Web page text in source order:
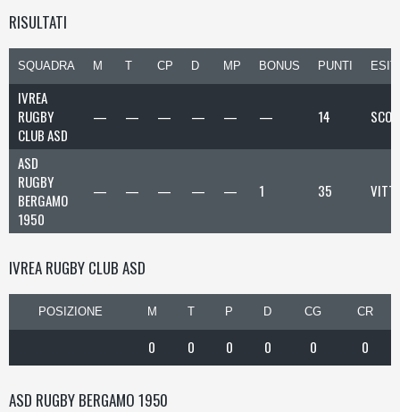
RISULTATI
SQUADRA M T CP D MP BONUS PUNTI
IVREA
RUGBY
CLUB ASD
— — — — — — 14
ASD
RUGBY
BERGAMO
1950
— — — — — 1 35
IVREA RUGBY CLUB ASD
POSIZIONE M T P D CG CR
0 0 0 0 0 0
ASD RUGBY BERGAMO 1950